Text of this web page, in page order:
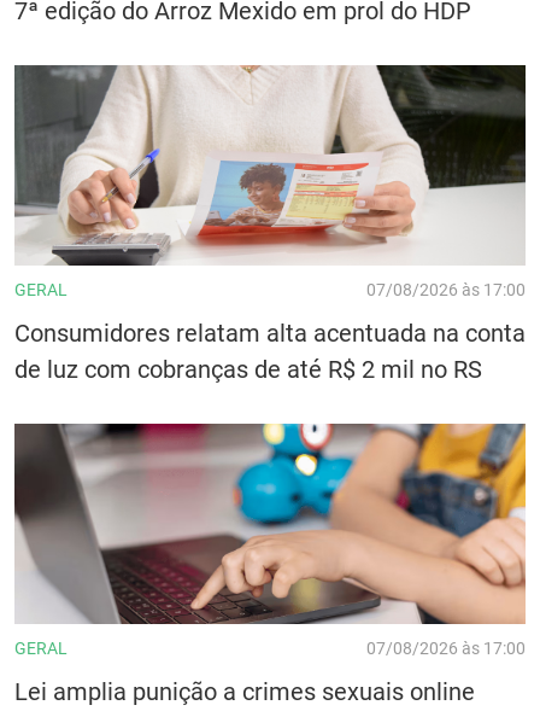
7ª edição do Arroz Mexido em prol do HDP
GERAL 07/08/2026 às 17:00
Consumidores relatam alta acentuada na conta
de luz com cobranças de até R$ 2 mil no RS
GERAL 07/08/2026 às 17:00
Lei amplia punição a crimes sexuais online